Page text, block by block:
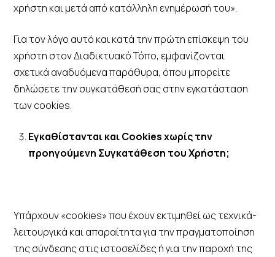
χρήστη και μετά από κατάλληλη ενημέρωσή του».
Για τον λόγο αυτό και κατά την πρώτη επίσκεψη του
χρήστη στον Διαδικτυακό Τόπο, εμφανίζονται
σχετικά αναδυόμενα παράθυρα, όπου μπορείτε
δηλώσετε την συγκατάθεσή σας στην εγκατάσταση
των cookies.
Εγκαθίστανται και Cookies χωρίς την
προηγούμενη Συγκατάθεση του Χρήστη;
Υπάρχουν «cookies» που έχουν εκτιμηθεί ως τεχνικά-
λειτουργικά και απαραίτητα για την πραγματοποίηση
της σύνδεσης στις ιστοσελίδες ή για την παροχή της